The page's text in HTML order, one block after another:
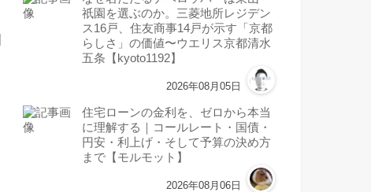
祇園を選ぶのか。三菱地所レジデン
ス16戸、住友商事14戸が示す「京都
らしさ」の価値〜ウエリス京都清水
五条【kyoto1192】
2026年08月05日
住宅ローンの金利を、ゼロから本当
に理解する｜コールレート・国債・
円安・利上げ・そして予算の決め方
まで【モルモット】
2026年08月06日